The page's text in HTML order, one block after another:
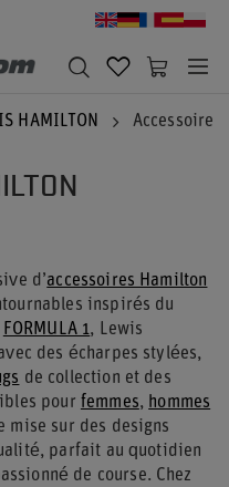
HAMILTON Accessoires
d’accessoires Hamilton
inspirés du
FORMULA 1, Lewis
des écharpes stylées,
de collection et des
pour femmes, hommes
mise sur des designs
parfait au quotidien
de course. Chez